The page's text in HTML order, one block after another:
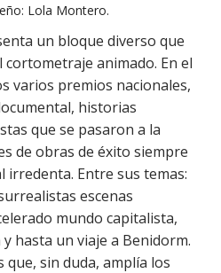
Lola Montero.
un bloque diverso que
animado. En el
varios premios nacionales,
historias
que se pasaron a la
de obras de éxito siempre
irredenta. Entre sus temas:
escenas
mundo capitalista,
hasta un viaje a Benidorm.
que, sin duda, amplía los